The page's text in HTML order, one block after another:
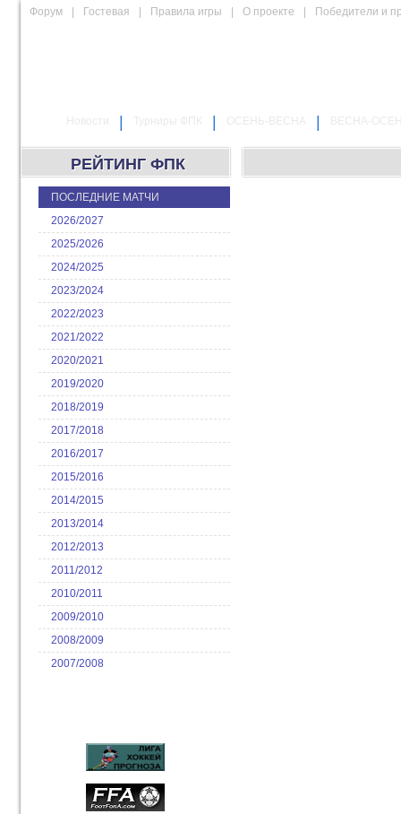
Форум Гостевая Правила игры О проекте Победители и
РЕЙТИНГ ФПК
ПОСЛЕДНИЕ МАТЧИ
2026/2027
2025/2026
2024/2025
2023/2024
2022/2023
2021/2022
2020/2021
2019/2020
2018/2019
2017/2018
2016/2017
2015/2016
2014/2015
2013/2014
2012/2013
2011/2012
2010/2011
2009/2010
2008/2009
2007/2008